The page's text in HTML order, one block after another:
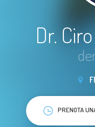
Dr.
PRENOTA